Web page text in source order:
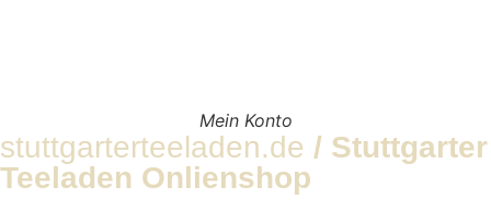
Mein Konto
stuttgarterteeladen.de / Stuttgarter
Teeladen Onlienshop